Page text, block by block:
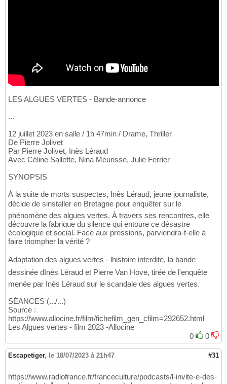
LES ALGUES VERTES - Bande-annonce
...
12 juillet 2023 en salle / 1h 47min / Drame, Thriller
De Pierre Jolivet
Par Pierre Jolivet, Inès Léraud
Avec Céline Sallette, Nina Meurisse, Julie Ferrier
SYNOPSIS
À la suite de morts suspectes, Inès Léraud, jeune journaliste,
décide de sinstaller en Bretagne pour enquêter sur le
phénomène des algues vertes. À travers ses rencontres, elle
découvre la fabrique du silence qui entoure ce désastre
écologique et social. Face aux pressions, parviendra-t-elle à
faire triompher la vérité ?
Adaptation des algues vertes - lhistoire interdite, la bande
dessinée dInès Léraud et Pierre Van Hove, tirée de l'enquête
menée par Inès Léraud sur le scandale des algues vertes.
SÉANCES (.../...)
Source :
https://www.allocine.fr/film/fichefilm_gen_cfilm=292652.html
Les Algues vertes - film 2023 -Allocine
0
0
Escapetiger, le 18/07/2023 à 21h47 #31
https://www.radiofrance.fr/franceculture/podcasts/l-invite-e-des-